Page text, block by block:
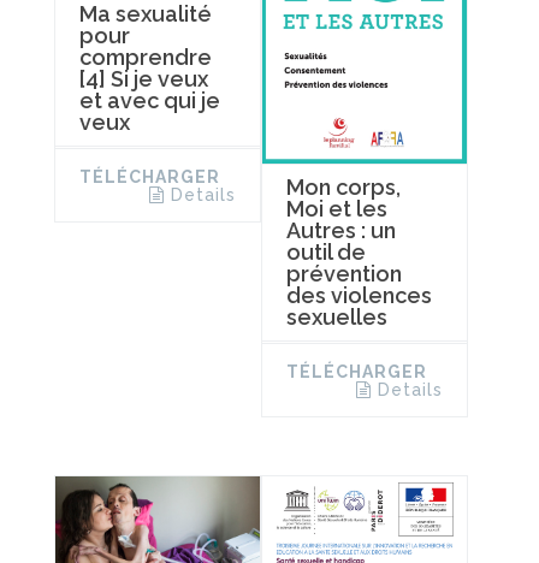
Ma sexualité
pour
comprendre
[4] Si je veux
et avec qui je
veux
TÉLÉCHARGER
Details
Mon corps,
Moi et les
Autres : un
outil de
prévention
des violences
sexuelles
TÉLÉCHARGER
Details